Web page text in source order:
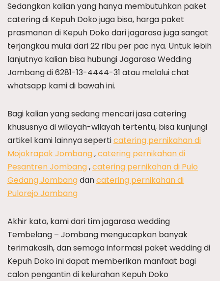
Sedangkan kalian yang hanya membutuhkan paket
catering di Kepuh Doko juga bisa, harga paket
prasmanan di Kepuh Doko dari jagarasa juga sangat
terjangkau mulai dari 22 ribu per pac nya. Untuk lebih
lanjutnya kalian bisa hubungi Jagarasa Wedding
Jombang di 6281-13-4444-31 atau melalui chat
whatsapp kami di bawah ini.
Bagi kalian yang sedang mencari jasa catering
khususnya di wilayah-wilayah tertentu, bisa kunjungi
artikel kami lainnya seperticatering pernikahan di
Mojokrapak Jombang,catering pernikahan di
Pesantren Jombang,catering pernikahan di Pulo
Gedang Jombangdancatering pernikahan di
Pulorejo Jombang
Akhir kata, kami dari tim jagarasa wedding
Tembelang – Jombang mengucapkan banyak
terimakasih, dan semoga informasi paket wedding di
Kepuh Doko ini dapat memberikan manfaat bagi
calon pengantin di kelurahan Kepuh Doko